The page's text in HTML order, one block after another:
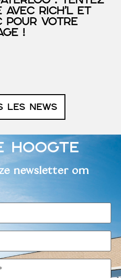
RICH’L et
pour votre
!
LES NEWS
HOOGTE
newsletter om